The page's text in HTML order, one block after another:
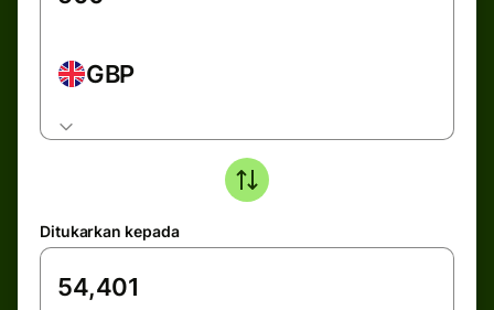
GBP
Ditukarkan kepada